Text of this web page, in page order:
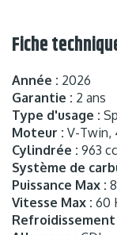
Fiche
Année : 2026
Garantie : 2 ans
Type d'usage :
Moteur : V-Twin,
Cylindrée : 963 cc
Système de
Puissance Max :
Vitesse Max : 60
Refroidissement